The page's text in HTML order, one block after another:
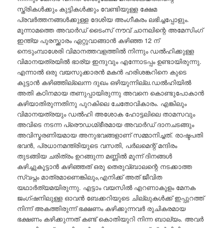
സ്ത്രികൾക്കും കുട്ടികൾക്കും വേണ്ടിയുള്ള ക്ഷേമ
പ്രവർത്തനങ്ങൾക്കുള്ള ദേശിയ അംഗീകരം ലഭിച്ചപ്പോളും.
മൂന്നാമത്തെ അവാർഡ് ടൈംസ്‌ നൗവ് ചാനലിന്റെ അമേസിംഗ്
ഇന്ത്യ പുരസ്ക്കാരം ഏറ്റുവാങ്ങാൻ കഴിഞ്ഞ 12 ന്
നെടുംമ്പാശേരി വിമാനത്തവളത്തിൽ നിന്നും ഡൽഹിക്കുള്ള
വിമാനയത്രയിൽ ഭാര്യ ഇന്ദുവും എന്നോടപ്പം ഉണ്ടായിരുന്നു.
എന്നാൽ ഒരു വയസുക്കാരൻ മകൻ ഹരിശങ്കറിനെ കുടെ
കുട്ടാൻ കഴിഞ്ഞില്ലെന്ന ദുഖം ഒഴിയുന്നില്ല.ഡൽഹിയിൽ
അതി കഠിനമായ തണുപ്പായിരുന്നു അവനെ കൊണ്ടുപോകാൻ
കഴിയാതിരുന്നതിനു പുറകിലെ ചേതോവികാരം. എങ്കിലും
വിമാനയത്രയും ഡൽഹി അശോക ഹോട്ടലിലെ താമസവും
അവിടെ നടന്ന പ്രൌഡഗ്മ്ഭീരമായ അവാർഡ് ദാനചടങ്ങും
അവിസ്മരണിയമായ അനുഭവങ്ങളാണ് സമ്മാനിച്ചത്. രാഷ്ടപതി
ഭവൻ, പ്രധാനമന്ത്രിയുടെ വസതി, പർലമെന്റ് മന്ദിരം
തുടങ്ങിയ ചരിത്രം ഉറങ്ങുന്ന മണ്ണിൽ മൂന്ന് ദിനങ്ങൾ
കഴിച്ചുകൂട്ടാൻ കഴിഞ്ഞത് ഒരു തെരുവ്ബാലന്റെ നടക്കാത്ത
സ്വപ്നം മാത്രമാണെങ്കിലും,എനിക്ക് അത് ജീവിത
യഥാർത്യമയിരുന്നു. എട്ടാം വയസിൽ എറണാകുളം മേനക
ജംഗ്ഷനിലുള്ള ഓവൻ ബേക്കറിയുടെ ചില്ലുകൾക്ക് ഇപ്പുറത്ത്
നിന്ന് അകത്തിരുന്ന് ഭക്ഷണം കഴിക്കുന്നവർ രുചികരമായ
ഭക്ഷണം കഴിക്കുന്നത് കണ്ട് കൊതിയുറി നിന്ന ബാല്യം. അവർ